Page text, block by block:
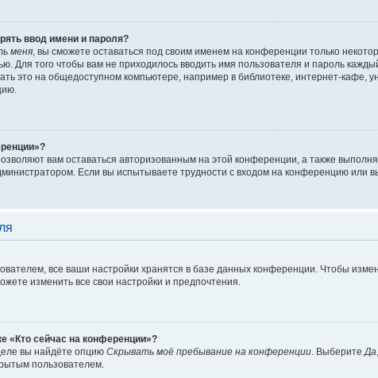
ввод имени и пароля?
меня , вы сможете оставаться под своим именем на конференции только
Для того чтобы вам не приходилось вводить имя пользователя и пароль
это на общедоступном компьютере, например в библиотеке, интернет-кафе,
вам оставаться авторизованным на этой конференции, а также
Если вы испытываете трудности с входом на конференцию или
все ваши настройки хранятся в базе данных конференции. Чтобы
изменить все свои настройки и предпочтения.
«Кто сейчас на конференции»?
вы найдёте опцию Скрывать моё пребывание на конференции . Выберите Да
пользователем.